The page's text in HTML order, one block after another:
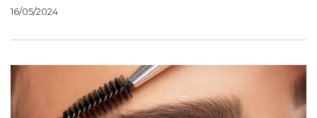
16/05/2024